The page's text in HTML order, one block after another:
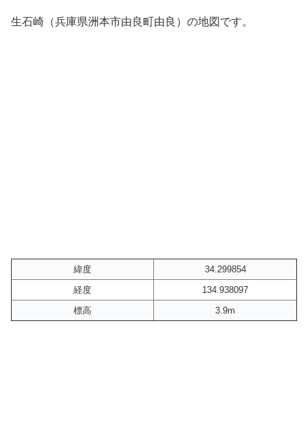
生石崎（兵庫県洲本市由良町由良）の地図です。
緯度
34.299854
経度
134.938097
標高
3.9m